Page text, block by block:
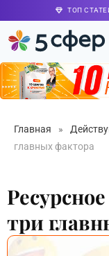
ТОП
Главная »
главных фактора
три